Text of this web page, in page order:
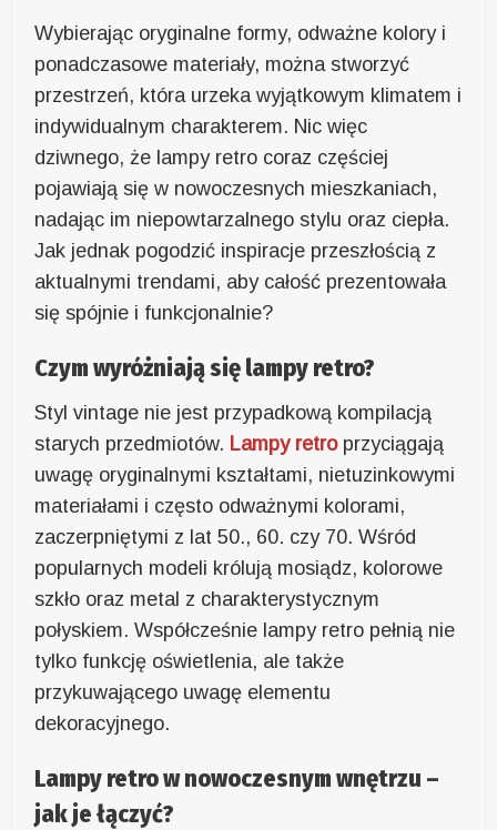
Wybierając oryginalne formy, odważne kolory i
ponadczasowe materiały, można stworzyć
przestrzeń, która urzeka wyjątkowym klimatem i
indywidualnym charakterem. Nic więc
dziwnego, że lampy retro coraz częściej
pojawiają się w nowoczesnych mieszkaniach,
nadając im niepowtarzalnego stylu oraz ciepła.
Jak jednak pogodzić inspiracje przeszłością z
aktualnymi trendami, aby całość prezentowała
się spójnie i funkcjonalnie?
Czym wyróżniają się lampy retro?
Styl vintage nie jest przypadkową kompilacją
starych przedmiotów. Lampy retroprzyciągają
uwagę oryginalnymi kształtami, nietuzinkowymi
materiałami i często odważnymi kolorami,
zaczerpniętymi z lat 50., 60. czy 70. Wśród
popularnych modeli królują mosiądz, kolorowe
szkło oraz metal z charakterystycznym
połyskiem. Współcześnie lampy retro pełnią nie
tylko funkcję oświetlenia, ale także
przykuwającego uwagę elementu
dekoracyjnego.
Lampy retro w nowoczesnym wnętrzu –
jak je łączyć?